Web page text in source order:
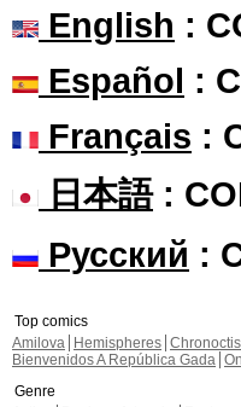
English :
Español :
Français :
日本語:
Русский :
Top comics
Amilova
Hemispheres
Bienvenidos A República Gada
Genre